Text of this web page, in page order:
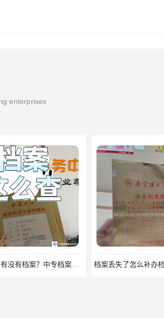
enterprises
档案丢失了怎么补办档案？湖南档案补办 档案补办方法